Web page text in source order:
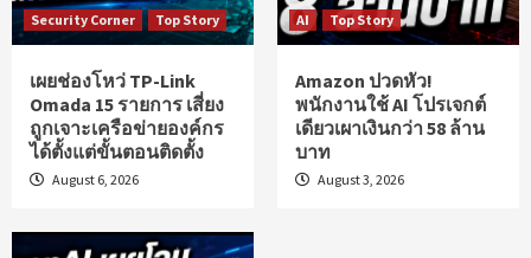
Security Corner Top Story
เผยช่องโหว่ TP-Link
Omada 15 รายการ เสี่ยง
ถูกเจาะเครือข่ายองค์กร
ได้ตั้งแต่ขั้นตอนติดตั้ง
August 6, 2026
AI Top Story
Amazon ปวดหัว!
พนักงานใช้ AI โปรเจกต์
เดียวเผาเงินกว่า 58 ล้าน
บาท
August 3, 2026